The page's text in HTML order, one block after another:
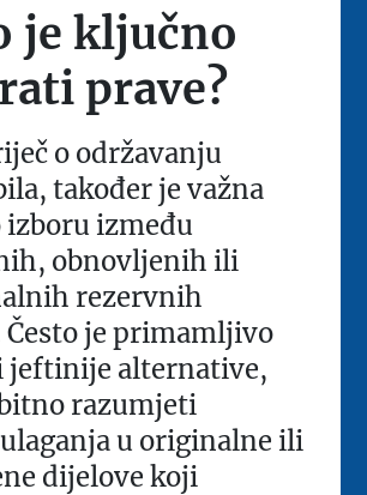
je ključno
prave?
o održavanju
također je važna
izboru između
obnovljenih ili
rezervnih
Često je primamljivo
jeftinije alternative,
razumjeti
u originalne ili
dijelove koji